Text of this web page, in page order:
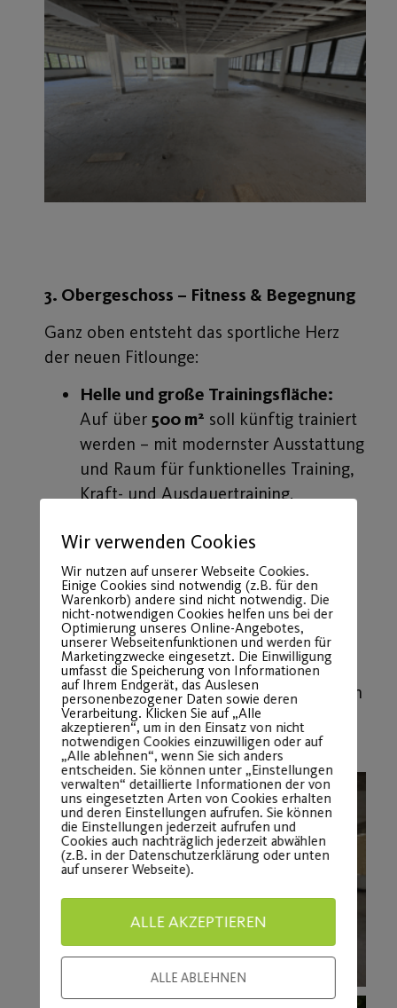
3. Obergeschoss – Fitness & Begegnung
Ganz oben entsteht das sportliche Herz
der neuen Fitlounge:
Helle und große Trainingsfläche:
Auf über 500 m² soll künftig trainiert
werden – mit modernster Ausstattung
und Raum für funktionelles Training,
Kraft- und Ausdauertraining.
Einegroße Loggiawird für
Entspannung zwischen den Einheiten
sorgen – mit Blick ins Grüne.
Bistro & Beratung: Ein
Bistrobereich, ein
Beratungs-/Anamneseraumsowie
Büroräume sind ebenfalls vorgesehen
– für Austausch, Beratung und
persönliche Betreuung.
Wir verwenden Cookies
Wir nutzen auf unserer Webseite Cookies.
Einige Cookies sind notwendig (z.B. für den
Warenkorb) andere sind nicht notwendig. Die
nicht-notwendigen Cookies helfen uns bei der
Optimierung unseres Online-Angebotes,
unserer Webseitenfunktionen und werden für
Marketingzwecke eingesetzt. Die Einwilligung
umfasst die Speicherung von Informationen
auf Ihrem Endgerät, das Auslesen
personenbezogener Daten sowie deren
Verarbeitung. Klicken Sie auf „Alle
akzeptieren“, um in den Einsatz von nicht
notwendigen Cookies einzuwilligen oder auf
„Alle ablehnen“, wenn Sie sich anders
entscheiden. Sie können unter „Einstellungen
verwalten“ detaillierte Informationen der von
uns eingesetzten Arten von Cookies erhalten
und deren Einstellungen aufrufen. Sie können
die Einstellungen jederzeit aufrufen und
Cookies auch nachträglich jederzeit abwählen
(z.B. in der Datenschutzerklärung oder unten
auf unserer Webseite).
ALLE AKZEPTIEREN
ALLE ABLEHNEN